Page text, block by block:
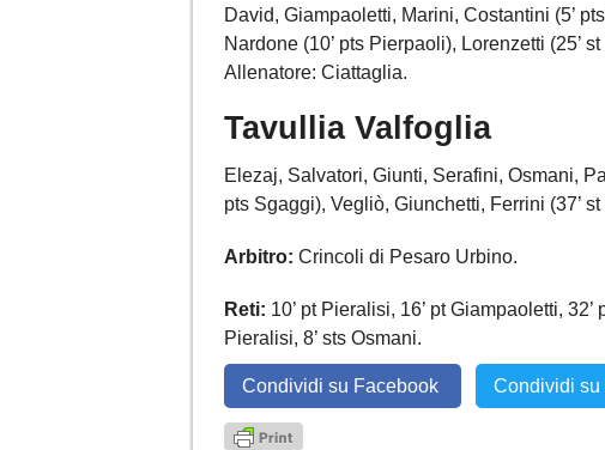
David, Giampaoletti, Marini, Costantini (5’
Nardone (10’ pts Pierpaoli), Lorenzetti (25’
Allenatore: Ciattaglia.
Tavullia Valfoglia
Elezaj, Salvatori, Giunti, Serafini, Osmani,
pts Sgaggi), Vegliò, Giunchetti, Ferrini (37’
Arbitro: Crincoli di Pesaro Urbino.
Reti: 10’ pt Pieralisi, 16’ pt Giampaoletti, 32’
Pieralisi, 8’ sts Osmani.
Condividi su Facebook Condividi su